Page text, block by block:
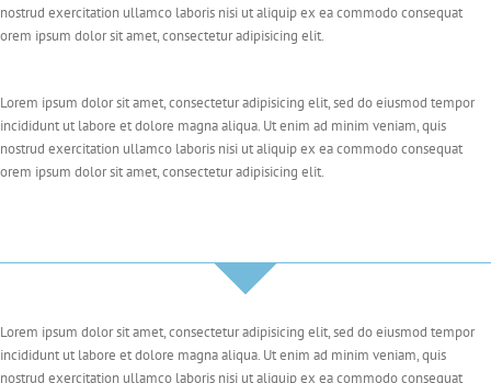
nostrud exercitation ullamco laboris nisi ut aliquip ex ea commodo consequat
orem ipsum dolor sit amet, consectetur adipisicing elit.
Lorem ipsum dolor sit amet, consectetur adipisicing elit, sed do eiusmod tempor
incididunt ut labore et dolore magna aliqua. Ut enim ad minim veniam, quis
nostrud exercitation ullamco laboris nisi ut aliquip ex ea commodo consequat
orem ipsum dolor sit amet, consectetur adipisicing elit.
Lorem ipsum dolor sit amet, consectetur adipisicing elit, sed do eiusmod tempor
incididunt ut labore et dolore magna aliqua. Ut enim ad minim veniam, quis
nostrud exercitation ullamco laboris nisi ut aliquip ex ea commodo consequat